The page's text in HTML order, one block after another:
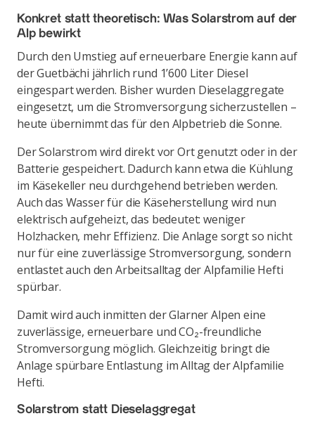
Konkret statt theoretisch: Was Solarstrom auf der
Alp bewirkt
Durch den Umstieg auf erneuerbare Energie kann auf
der Guetbächi jährlich rund 1’600 Liter Diesel
eingespart werden. Bisher wurden Dieselaggregate
eingesetzt, um die Stromversorgung sicherzustellen –
heute übernimmt das für den Alpbetrieb die Sonne.
Der Solarstrom wird direkt vor Ort genutzt oder in der
Batterie gespeichert. Dadurch kann etwa die Kühlung
im Käsekeller neu durchgehend betrieben werden.
Auch das Wasser für die Käseherstellung wird nun
elektrisch aufgeheizt, das bedeutet: weniger
Holzhacken, mehr Effizienz. Die Anlage sorgt so nicht
nur für eine zuverlässige Stromversorgung, sondern
entlastet auch den Arbeitsalltag der Alpfamilie Hefti
spürbar.
Damit wird auch inmitten der Glarner Alpen eine
zuverlässige, erneuerbare und CO₂-freundliche
Stromversorgung möglich. Gleichzeitig bringt die
Anlage spürbare Entlastung im Alltag der Alpfamilie
Hefti.
Solarstrom statt Dieselaggregat